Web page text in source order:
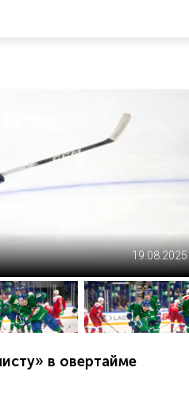
19.08.2025
в овертайме